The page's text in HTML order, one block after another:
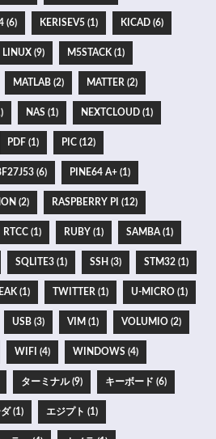
(6) KERISEV5 (1) KICAD (6)
LINUX (9) M5STACK (1)
MATLAB (2) MATTER (2)
NAS (1) NEXTCLOUD (1)
PDF (1) PIC (12)
(6) PINE64 A+ (1)
(2) RASPBERRY PI (12)
RTCC (1) RUBY (1) SAMBA (1)
SQLITE3 (1) SSH (3) STM32 (1)
(1) TWITTER (1) U-MICRO (1)
USB (3) VIM (1) VOLUMIO (2)
WIFI (4) WINDOWS (4)
ターミナル (9) キーボード (6)
(1) エジプト (1)